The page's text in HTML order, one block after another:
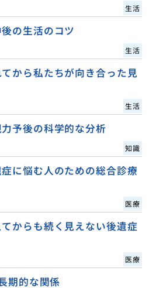
生活
の生活のコツ
生活
から私たちが向き合った見
生活
予後の科学的な分析
知識
に悩む人のための総合診療
医療
からも続く見えない後遺症
医療
期的な関係